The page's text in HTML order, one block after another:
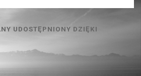
UDOSTĘPNIONY DZIĘKI